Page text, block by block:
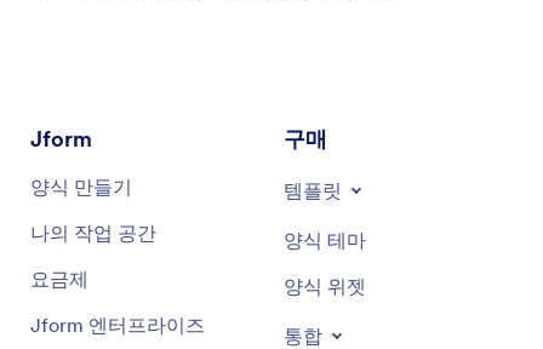
Jform
양식 만들기
나의 작업 공간
요금제
Jform 엔터프라이즈
구매
템플릿
양식 테마
양식 위젯
통합